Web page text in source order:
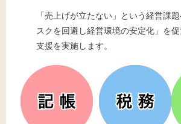
「売上げが立たない」という経営課
スクを回避し経営環境の安定化」を
支援を実施します。